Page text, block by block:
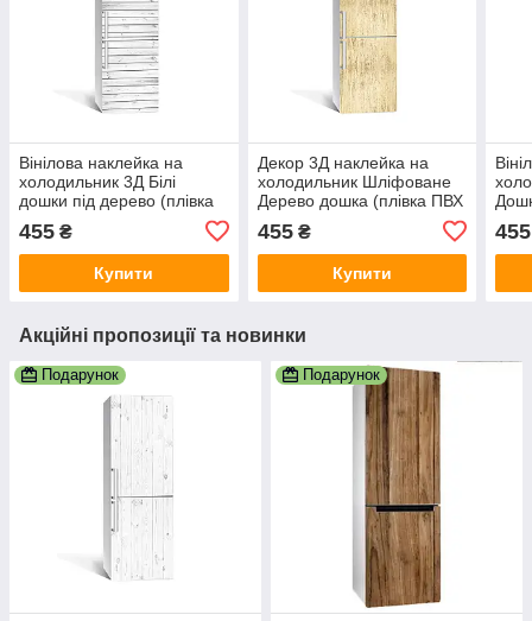
Вінілова наклейка на
холодильник 3Д Білі
дошки під дерево (плівка
ПВХ фотодрук) 600х1800
мм Текстури Сірий
455 ₴
Купити
Декор 3Д наклейка на
холодильник Шліфоване
Дерево дошка (плівка ПВХ
фотодрук) 600х1800 мм
Текстури Бежевий
455₴
Купити
455
Акційні пропозиції та новинки
Подарунок Подарунок